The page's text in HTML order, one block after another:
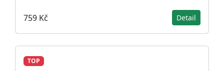
759 Kč Detail
TOP